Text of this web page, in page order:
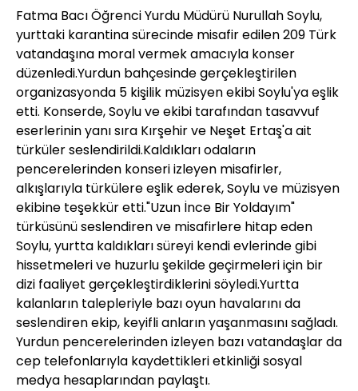
Fatma Bacı Öğrenci Yurdu Müdürü Nurullah Soylu,
yurttaki karantina sürecinde misafir edilen 209 Türk
vatandaşına moral vermek amacıyla konser
düzenledi.Yurdun bahçesinde gerçekleştirilen
organizasyonda 5 kişilik müzisyen ekibi Soylu'ya eşlik
etti. Konserde, Soylu ve ekibi tarafından tasavvuf
eserlerinin yanı sıra Kırşehir ve Neşet Ertaş'a ait
türküler seslendirildi.Kaldıkları odaların
pencerelerinden konseri izleyen misafirler,
alkışlarıyla türkülere eşlik ederek, Soylu ve müzisyen
ekibine teşekkür etti."Uzun İnce Bir Yoldayım"
türküsünü seslendiren ve misafirlere hitap eden
Soylu, yurtta kaldıkları süreyi kendi evlerinde gibi
hissetmeleri ve huzurlu şekilde geçirmeleri için bir
dizi faaliyet gerçekleştirdiklerini söyledi.Yurtta
kalanların talepleriyle bazı oyun havalarını da
seslendiren ekip, keyifli anların yaşanmasını sağladı.
Yurdun pencerelerinden izleyen bazı vatandaşlar da
cep telefonlarıyla kaydettikleri etkinliği sosyal
medya hesaplarından paylaştı.